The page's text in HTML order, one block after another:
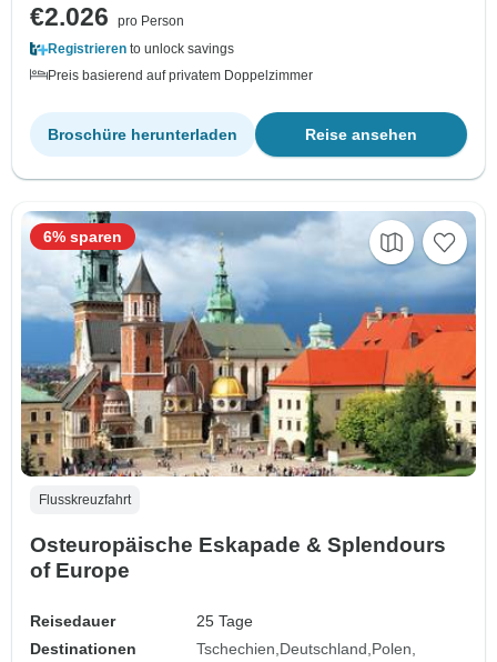
€2.026
pro Person
Registrieren to unlock savings
Preis basierend auf privatem Doppelzimmer
Reise ansehen
Broschüre herunterladen
Flusskreuzfahrt
Osteuropäische Eskapade & Splendours
of Europe
Reisedauer
25 Tage
Destinationen
Tschechien Deutschland Polen
6% sparen